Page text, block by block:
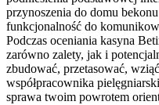
przynoszenia do domu
funkcjonalność do
Podczas oceniania kasyna
zarówno zalety, jak i
zbudować, przetasować,
współpracownika
sprawa twoim powrotem